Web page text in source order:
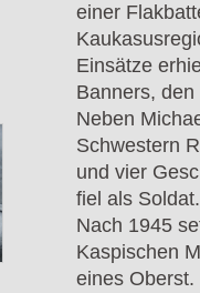
einer
Einsätze
Banners,
Neben
Schwestern
und vier
fiel als Soldat.
Nach 1945
Kaspischen
eines